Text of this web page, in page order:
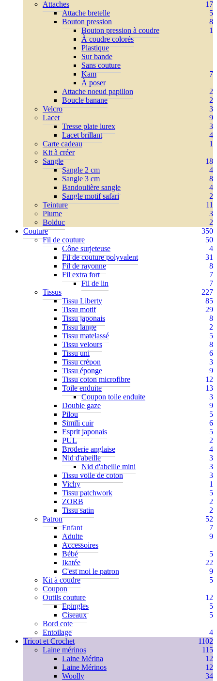
Attaches
17
Attache bretelle
5
Bouton pression
8
Bouton pression à coudre
1
À coudre colorés
Plastique
Sur bande
Sans couture
Kam
7
À poser
Attache noeud papillon
2
Boucle banane
2
Velcro
3
Lacet
9
Tresse plate lurex
3
Lacet brillant
4
Carte cadeau
1
Kit à créer
Sangle
18
Sangle 2 cm
4
Sangle 3 cm
8
Bandoulière sangle
4
Sangle motif safari
2
Teinture
11
Plume
3
Bolduc
2
Couture
350
Fil de couture
50
Cône surjeteuse
4
Fil de couture polyvalent
31
Fil de rayonne
8
Fil extra fort
7
Fil de lin
7
Tissus
227
Tissu Liberty
85
Tissu motif
29
Tissu japonais
8
Tissu lange
2
Tissu matelassé
5
Tissu velours
8
Tissu uni
6
Tissu crépon
3
Tissu éponge
9
Tissu coton microfibre
12
Toile enduite
13
Coupon toile enduite
3
Double gaze
9
Pilou
5
Simili cuir
6
Esprit japonais
5
PUL
2
Broderie anglaise
4
Nid d'abeille
3
Nid d'abeille mini
3
Tissu voile de coton
3
Vichy
1
Tissu patchwork
5
ZORB
2
Tissu satin
2
Patron
52
Enfant
7
Adulte
9
Accessoires
Bébé
5
Ikatée
22
C'est moi le patron
9
Kit à coudre
5
Coupon
Outils couture
12
Epingles
5
Ciseaux
5
Bord cote
Entoilage
4
Tricot et Crochet
1102
Laine mérinos
115
Laine Mérina
12
Laine Mérinos
12
Woolly
34